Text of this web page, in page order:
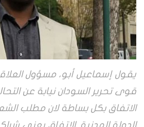
يقول إسماعيل أبو، مسؤول
قوى تحرير السودان نيابة عن
الاتفاق بكل بساطة لان مطلب
الدولة المدنية. الإتفاق يعني